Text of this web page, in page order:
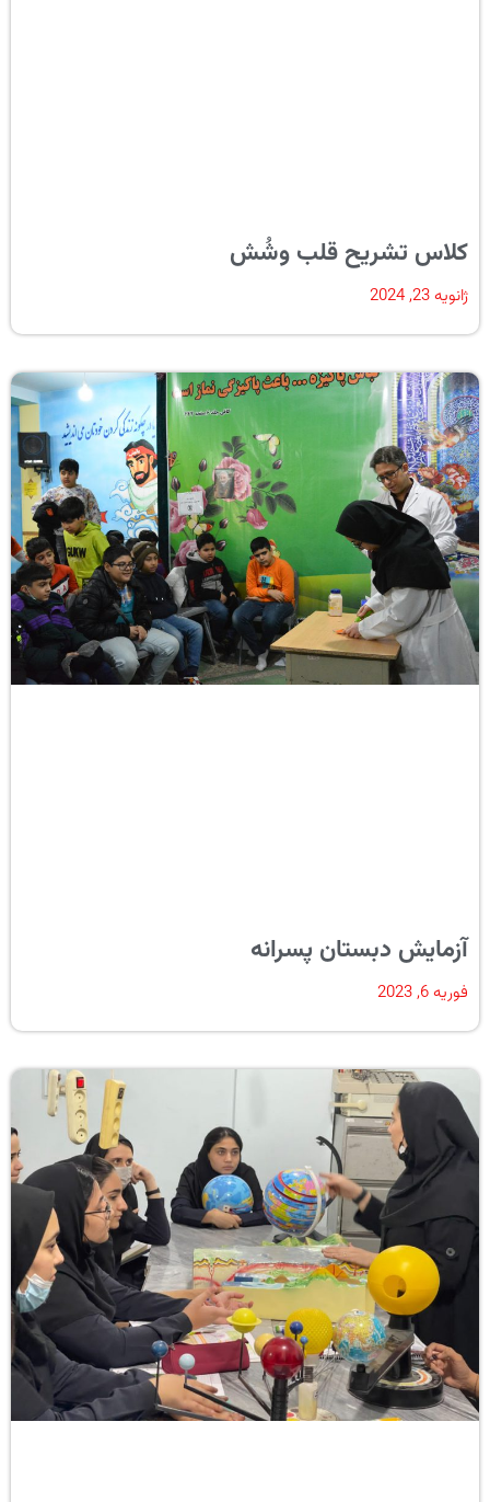
کلاس تشریح قلب وشُش
ژانویه 23, 2024
آزمایش دبستان پسرانه
فوریه 6, 2023